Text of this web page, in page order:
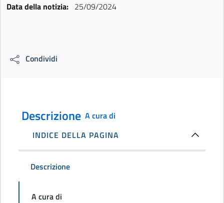
Data della notizia: 25/09/2024
Condividi
Descrizione A cura di
INDICE DELLA PAGINA
Descrizione
A cura di